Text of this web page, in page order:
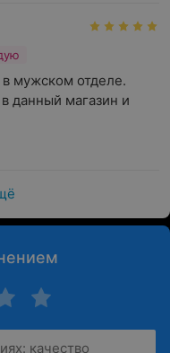
мужском отделе.
данный магазин и